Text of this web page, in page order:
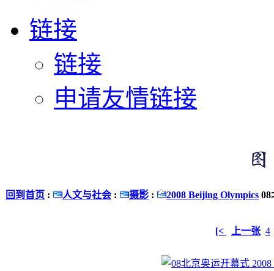
链接
链接
申请友情链接
回到首页 : 人文与社会 : 摄影 : 2008 Beijing Olympics 08
[< 上一张 4